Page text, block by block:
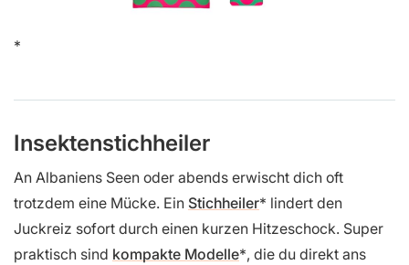
Insektenstichheiler
An Albaniens Seen oder abends erwischt dich oft
trotzdem eine Mücke. Ein Stichheiler
lindert den
Juckreiz sofort durch einen kurzen Hitzeschock. Super
praktisch sind kompakte Modelle , die du direkt ans